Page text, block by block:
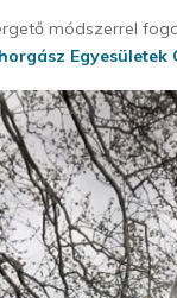
módszerrel
Egyesületek